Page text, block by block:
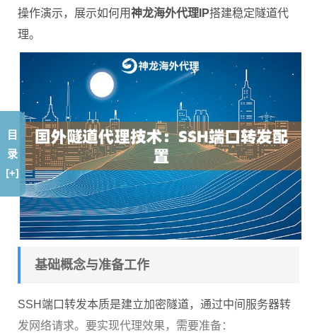
操作演示，展示如何用神龙海外代理IP搭建稳定隧道代
理。
基础概念与准备工作
SSH端口转发本质是建立加密隧道，通过中间服务器转
发网络请求。要实现代理效果，需要准备：
目
录
[+]